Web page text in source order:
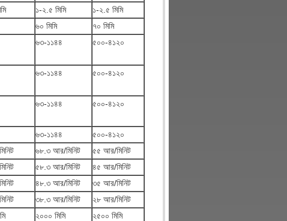
১-২.৫ মিমি
১-২.৫ মিমি
৬০ মিমি
৭০ মিমি
৬৩-১১৪৪ ৫০০-৪১২০
৬৩-১১৪৪ ৫০০-৪১২০
৬৩-১১৪৪ ৫০০-৪১২০
৬৩-১১৪৪
৫০০-৪১২০
৬৮.৩ আর/মিনিট
৫৫ আর/মিনিট
৫৮.৩ আর/মিনিট
৪৫ আর/মিনিট
৪৮.৩ আর/মিনিট
৩৫ আর/মিনিট
৩৮.৩ আর/মিনিট ২৮ আর/মিনিট
২০০০ মিমি
২৫০০ মিমি